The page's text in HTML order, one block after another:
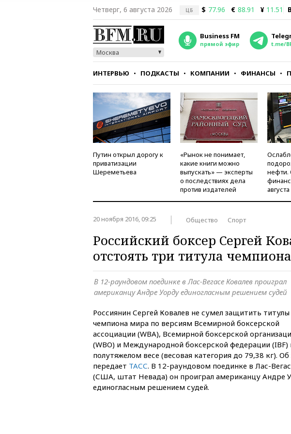
Четверг, 6 августа 2026 ЦБ $ 77.96 € 88.91 ¥ 11.51
Москва
Business FM
прямой эфир t.me/
ИНТЕРВЬЮ ПОДКАСТЫ КОМПАНИИ ФИНАНСЫ
СТИЛЬ ТЕСТЫ
Путин открыл дорогу к
приватизации
Шереметьева
«Рынок не понимает,
какие книги можно
выпускать» — эксперты
о последствиях дела
против издателей
нефти.
августа
20 ноября 2016, 09:25 Общество Спорт
Российский боксер Сергей
отстоять три титула
В 12-раундовом поединке в Лас-Вегасе Ковалев проиграл
американцу Андре Уорду единогласным решением судей
Россиянин Сергей Ковалев не сумел защитить титулы
чемпиона мира по версиям Всемирной боксерской
ассоциации (WBA), Всемирной боксерской
(WBO) и Международной боксерской федерации (IBF)
полутяжелом весе (весовая категория до 79,38 кг).
передает ТАСС. В 12-раундовом поединке в Лас-
(США, штат Невада) он проиграл американцу Андре
единогласным решением судей.